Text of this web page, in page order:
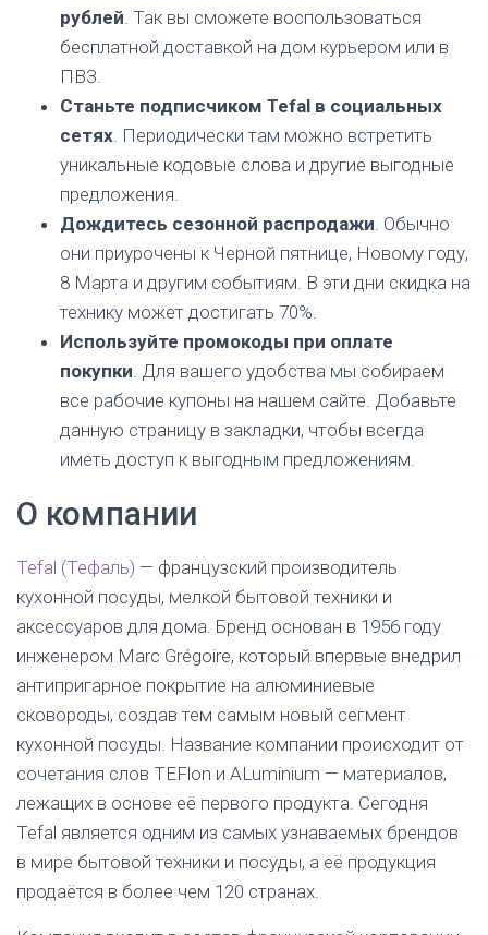
рублей. Так вы сможете воспользоваться
бесплатной доставкой на дом курьером или в
ПВЗ.
Станьте подписчиком Tefal в социальных
сетях. Периодически там можно встретить
уникальные кодовые слова и другие выгодные
предложения.
Дождитесь сезонной распродажи. Обычно
они приурочены к Черной пятнице, Новому году,
8 Марта и другим событиям. В эти дни скидка на
технику может достигать 70%.
Используйте промокоды при оплате
покупки. Для вашего удобства мы собираем
все рабочие купоны на нашем сайте. Добавьте
данную страницу в закладки, чтобы всегда
иметь доступ к выгодным предложениям.
О компании
Tefal (Тефаль) — французский производитель
кухонной посуды, мелкой бытовой техники и
аксессуаров для дома. Бренд основан в 1956 году
инженером Marc Grégoire, который впервые внедрил
антипригарное покрытие на алюминиевые
сковороды, создав тем самым новый сегмент
кухонной посуды. Название компании происходит от
сочетания слов TEFlon и ALuminium — материалов,
лежащих в основе её первого продукта. Сегодня
Tefal является одним из самых узнаваемых брендов
в мире бытовой техники и посуды, а её продукция
продаётся в более чем 120 странах.